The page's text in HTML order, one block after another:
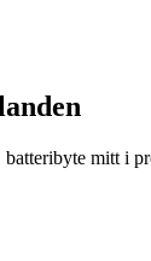
mitt i